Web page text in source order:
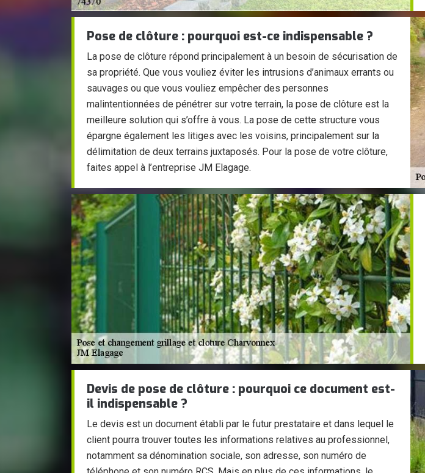
Pose de clôture : pourquoi est-ce indispensable ?
La pose de clôture répond principalement à un besoin de sécurisation de
sa propriété. Que vous vouliez éviter les intrusions d’animaux errants ou
sauvages ou que vous vouliez empêcher des personnes
malintentionnées de pénétrer sur votre terrain, la pose de clôture est la
meilleure solution qui s’offre à vous. La pose de cette structure vous
épargne également les litiges avec les voisins, principalement sur la
délimitation de deux terrains juxtaposés. Pour la pose de votre clôture,
faites appel à l’entreprise JM Elagage.
Devis de pose de clôture : pourquoi ce document est-
il indispensable ?
Le devis est un document établi par le futur prestataire et dans lequel le
client pourra trouver toutes les informations relatives au professionnel,
notamment sa dénomination sociale, son adresse, son numéro de